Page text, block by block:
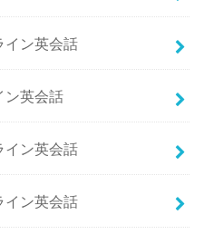
イン英会話
ン英会話
イン英会話
イン英会話